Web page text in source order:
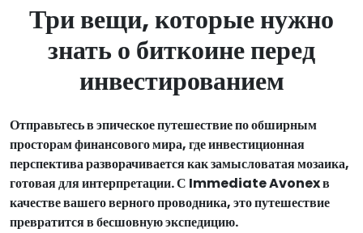
Три вещи, которые нужно
знать о биткоине перед
инвестированием
Отправьтесь в эпическое путешествие по обширным
просторам финансового мира, где инвестиционная
перспектива разворачивается как замысловатая мозаика,
готовая для интерпретации. С Immediate Avonex в
качестве вашего верного проводника, это путешествие
превратится в бесшовную экспедицию.